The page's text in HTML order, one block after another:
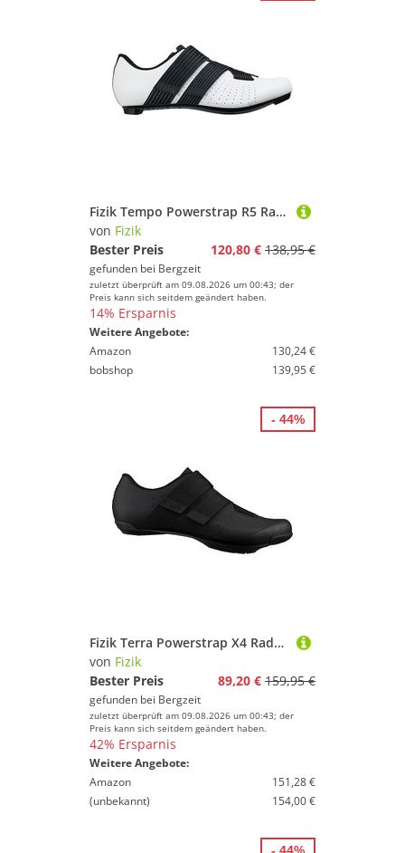
Fizik Tempo Powerstrap R5 Radschuhe
von Fizik
Bester Preis
120,80 € 138,95 €
gefunden bei Bergzeit
zuletzt überprüft am 09.08.2026 um 00:43; der
Preis kann sich seitdem geändert haben.
14% Ersparnis
Weitere Angebote:
Amazon
130,24 €
bobshop
139,95 €
Fizik Terra Powerstrap X4 Radschuhe
von Fizik
Bester Preis
89,20 € 159,95 €
gefunden bei Bergzeit
zuletzt überprüft am 09.08.2026 um 00:43; der
Preis kann sich seitdem geändert haben.
42% Ersparnis
Weitere Angebote:
Amazon
151,28 €
(unbekannt)
154,00 €
- 44%